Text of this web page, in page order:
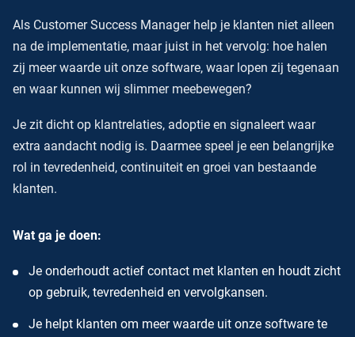
Als Customer Success Manager help je klanten niet alleen
na de implementatie, maar juist in het vervolg: hoe halen
zij meer waarde uit onze software, waar lopen zij tegenaan
en waar kunnen wij slimmer meebewegen?
Je zit dicht op klantrelaties, adoptie en signaleert waar
extra aandacht nodig is. Daarmee speel je een belangrijke
rol in tevredenheid, continuiteit en groei van bestaande
klanten.
Wat ga je doen:
Je onderhoudt actief contact met klanten en houdt zicht
op gebruik, tevredenheid en vervolgkansen.
Je helpt klanten om meer waarde uit onze software te